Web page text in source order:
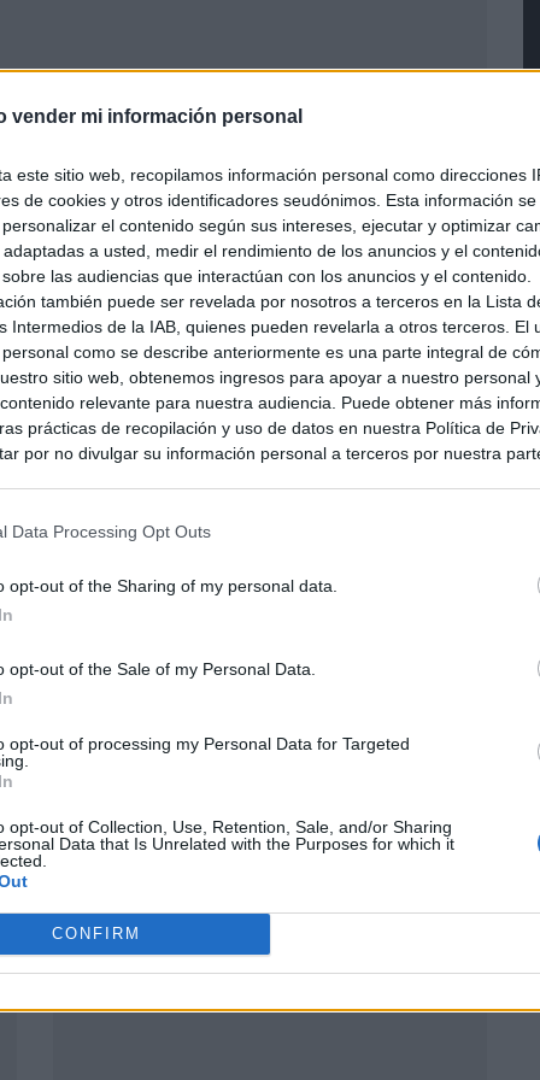
vender mi información personal
este sitio web, recopilamos información personal como direcciones
de cookies y otros identificadores seudónimos. Esta información
el contenido según sus intereses, ejecutar y optimizar
adaptadas a usted, medir el rendimiento de los anuncios y el
las audiencias que interactúan con los anuncios y el contenido.
también puede ser revelada por nosotros a terceros en la Lista
Intermedios de la IAB, quienes pueden revelarla a otros terceros. El
como se describe anteriormente es una parte integral de
sitio web, obtenemos ingresos para apoyar a nuestro personal
relevante para nuestra audiencia. Puede obtener más
prácticas de recopilación y uso de datos en nuestra Política de
por no divulgar su información personal a terceros por nuestra
en la información personal utilizada por nosotros o en
por no participar en la divulgación adicional de su información
en la Lista de participantes intermedios de la IAB.
Data Processing Opt Outs
opt-out of the Sharing of my personal data.
opt-out of the Sale of my Personal Data.
opt-out of processing my Personal Data for Targeted
opt-out of Collection, Use, Retention, Sale, and/or Sharing
Data that Is Unrelated with the Purposes for which it
CONFIRM
Fortune’s Weave
de ratón de los Joy-
2
agosto, 2026 15:28
confirma que se podrá alternar libremente entre
y controles por ratón.